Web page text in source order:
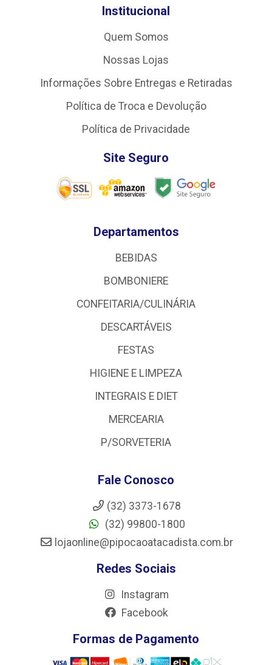
Institucional
Quem Somos
Nossas Lojas
Informações Sobre Entregas e Retiradas
Política de Troca e Devolução
Política de Privacidade
Site Seguro
Departamentos
BEBIDAS
BOMBONIERE
CONFEITARIA/CULINÁRIA
DESCARTÁVEIS
FESTAS
HIGIENE E LIMPEZA
INTEGRAIS E DIET
MERCEARIA
P/SORVETERIA
Fale Conosco
(32) 3373-1678
(32) 99800-1800
lojaonline@pipocaoatacadista.com.br
Redes Sociais
Instagram
Facebook
Formas de Pagamento